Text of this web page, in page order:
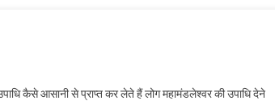
कैसे आसानी से प्राप्त कर लेते हैं लोग महामंडलेश्वर की उपाधि देने